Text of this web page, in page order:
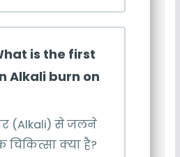
is the first
Alkali burn on
(Alkali) से जलने
चिकित्सा क्या है?